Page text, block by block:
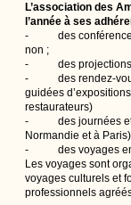
L’association des
l’année à ses
- des conférences
non ;
- des projections
- des rendez-vous
guidées
restaurateurs)
- des journées et
Normandie et à
- des voyages en
Les voyages sont
voyages culturels et
professionnels